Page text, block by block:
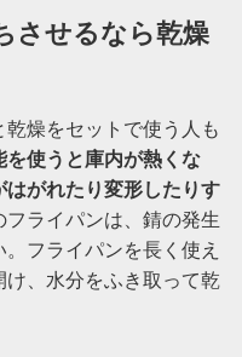
させるなら乾燥
燥をセットで使う人も
を使うと庫内が熱くな
はがれたり変形したりす
フライパンは、錆の発生
フライパンを長く使え
、水分をふき取って乾